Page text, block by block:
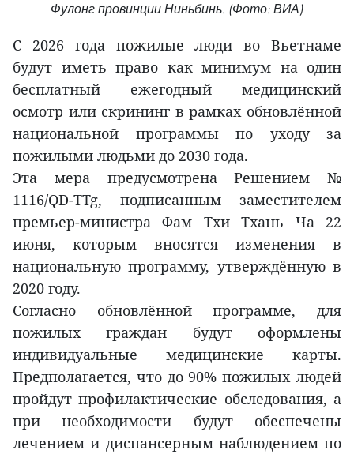
Фулонг провинции Ниньбинь. (Фото: ВИА)
С 2026 года пожилые люди во Вьетнаме
будут иметь право как минимум на один
бесплатный ежегодный медицинский
осмотр или скрининг в рамках обновлённой
национальной программы по уходу за
пожилыми людьми до 2030 года.
Эта мера предусмотрена Решением №
1116/QD-TTg, подписанным заместителем
премьер-министра Фам Тхи Тхань Ча 22
июня, которым вносятся изменения в
национальную программу, утверждённую в
2020 году.
Согласно обновлённой программе, для
пожилых граждан будут оформлены
индивидуальные медицинские карты.
Предполагается, что до 90% пожилых людей
пройдут профилактические обследования, а
при необходимости будут обеспечены
лечением и диспансерным наблюдением по